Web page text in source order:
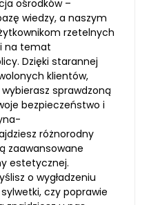
ośrodków –
wiedzy, a naszym
rzetelnych
na temat
Dzięki starannej
klientów,
sprawdzoną
bezpieczeństwo i
różnorodny
zaawansowane
estetycznej.
o wygładzeniu
czy poprawie